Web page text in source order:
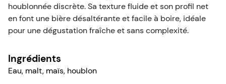
houblonnée discrète. Sa texture fluide et son profil net
en font une bière désaltérante et facile à boire, idéale
pour une dégustation fraîche et sans complexité.
Ingrédients
Eau, malt, maïs, houblon